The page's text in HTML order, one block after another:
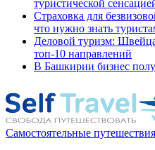
туристической
Страховка для
что нужно знать
Деловой туризм:
топ-10 направлений
В Башкирии бизнес
Самостоятельные